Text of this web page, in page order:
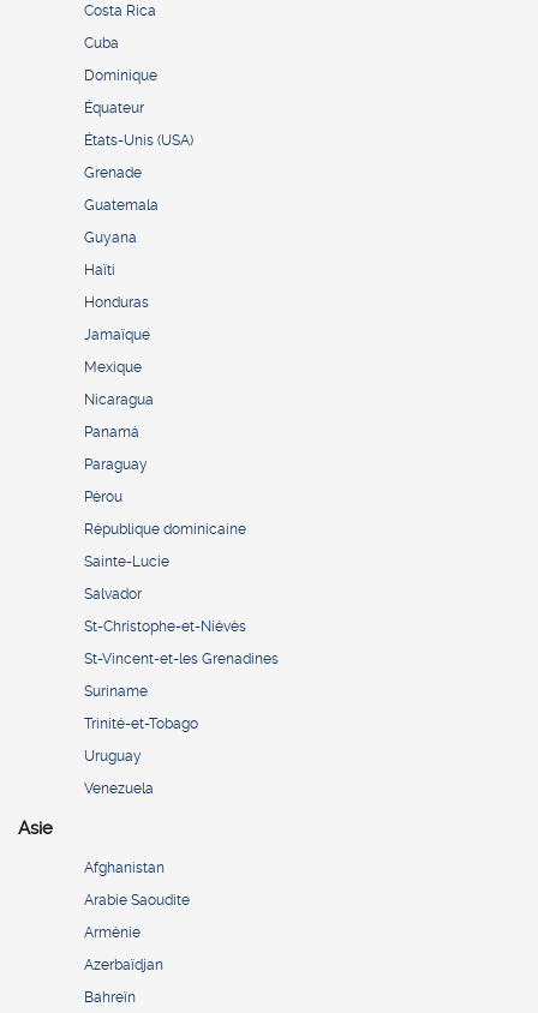
Costa Rica
Cuba
Dominique
Équateur
États-Unis (USA)
Grenade
Guatemala
Guyana
Haïti
Honduras
Jamaïque
Mexique
Nicaragua
Panamá
Paraguay
Pérou
République dominicaine
Sainte-Lucie
Salvador
St-Christophe-et-Niévès
St-Vincent-et-les Grenadines
Suriname
Trinité-et-Tobago
Uruguay
Venezuela
Asie
Afghanistan
Arabie Saoudite
Arménie
Azerbaïdjan
Bahreïn